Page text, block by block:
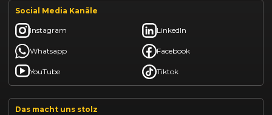
Social Media Kanäle
Instagram LinkedIn
Whatsapp Facebook
YouTube Tiktok
Das macht uns stolz